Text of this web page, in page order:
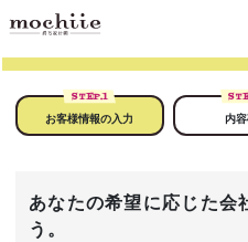
STEP.1
お客様情報の入力 内
あなたの希望に応じた会
う。